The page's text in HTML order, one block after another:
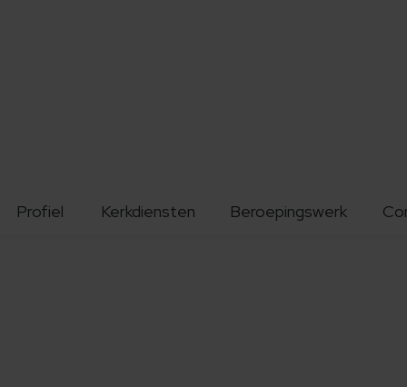
Profiel Kerkdiensten Beroepingswerk